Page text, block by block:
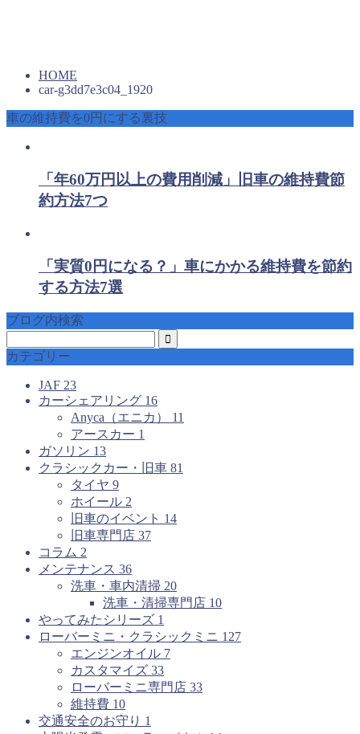
HOME
car-g3dd7e3c04_1920
車の維持費を0円にする裏技
「年60万円以上の費用削減」旧車の維持費節
約方法7つ
「実質0円になる？」車にかかる維持費を節約
する方法7選
ブログ内検索
カテゴリー
JAF 23
カーシェアリング 16
Anyca（エニカ） 11
アースカー 1
ガソリン 13
クラシックカー・旧車 81
タイヤ 9
ホイール 2
旧車のイベント 14
旧車専門店 37
コラム 2
メンテナンス 36
洗車・車内清掃 20
洗車・清掃専門店 10
やってみたシリーズ 1
ローバーミニ・クラシックミニ 127
エンジンオイル 7
カスタマイズ 33
ローバーミニ専門店 33
維持費 10
交通安全のお守り 1